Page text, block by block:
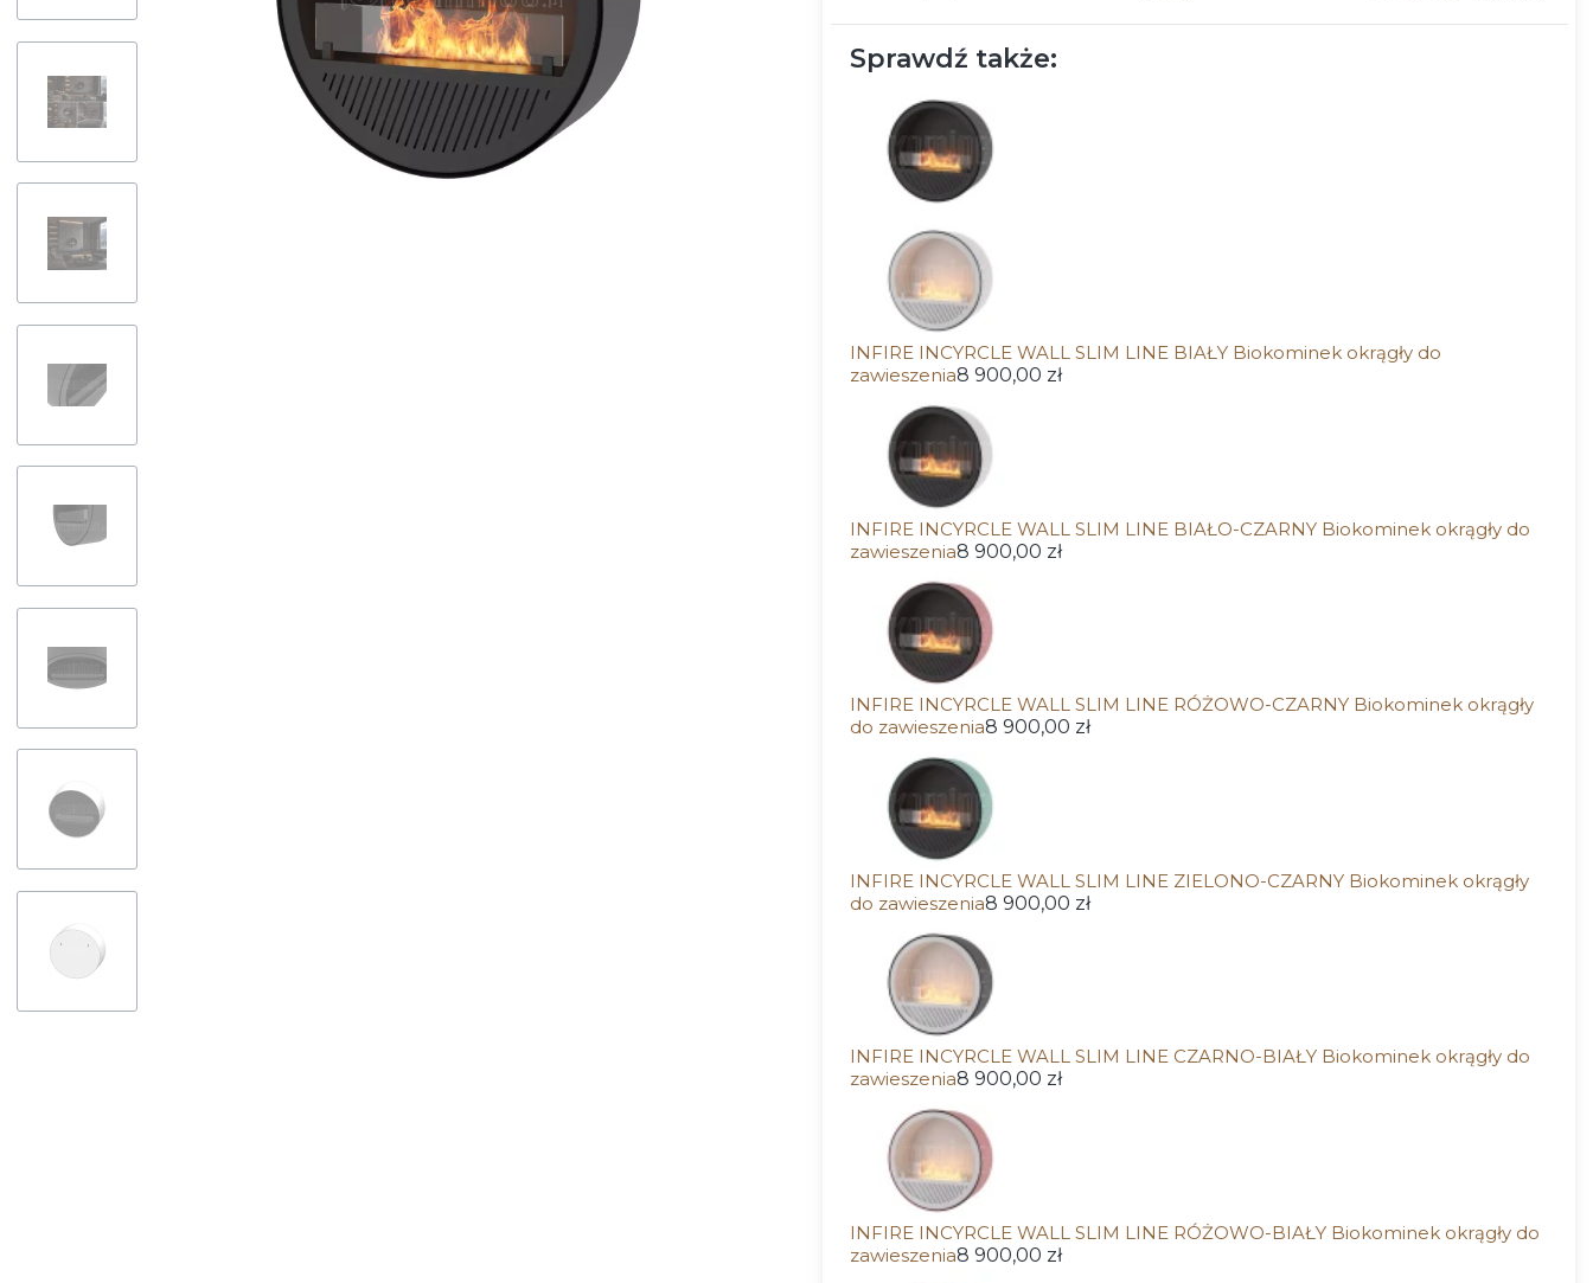
Sprawdź także:
INFIRE INCYRCLE WALL SLIM LINE BIAŁY Biokominek okrągły do
zawieszenia8 900,00 zł
INFIRE INCYRCLE WALL SLIM LINE BIAŁO-CZARNY Biokominek okrągły do
zawieszenia8 900,00 zł
INFIRE INCYRCLE WALL SLIM LINE RÓŻOWO-CZARNY Biokominek okrągły
do zawieszenia8 900,00 zł
INFIRE INCYRCLE WALL SLIM LINE ZIELONO-CZARNY Biokominek okrągły
do zawieszenia8 900,00 zł
INFIRE INCYRCLE WALL SLIM LINE CZARNO-BIAŁY Biokominek okrągły do
zawieszenia8 900,00 zł
INFIRE INCYRCLE WALL SLIM LINE RÓŻOWO-BIAŁY Biokominek okrągły do
zawieszenia8 900,00 zł